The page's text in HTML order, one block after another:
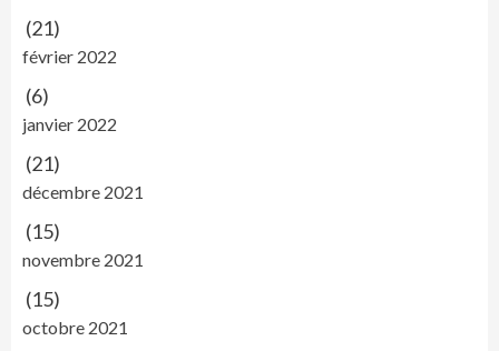
(21)
février 2022
(6)
janvier 2022
(21)
décembre 2021
(15)
novembre 2021
(15)
octobre 2021